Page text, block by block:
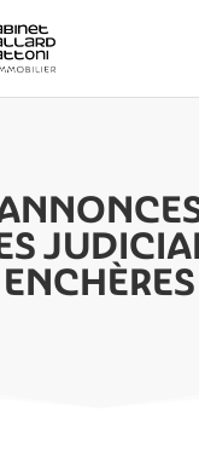
ENCHÈRES